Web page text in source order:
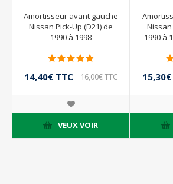
Amortisseur avant gauche
Nissan Pick-Up (D21) de
1990 à 1998
14,40€ TTC 16,00€ TTC
VEUX VOIR
Nissan
1990 à